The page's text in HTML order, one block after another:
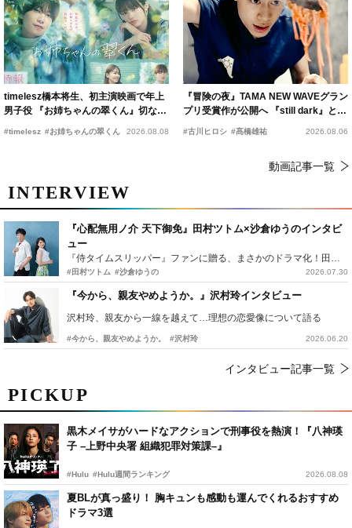
PICKUP
黒木メイサがハードなアクションで刑事役を熱演！『八神瑛
子 –上野中央署 組織犯罪対策課–』
#Hulu #Hulu週間ランキング 2026.08.08
夏BLが真っ盛り！ 胸キュンも感動も運んでくれるおすすめ
ドラマ3選
timelesz橋本将生、初主演映画で年上
男子役 『お姉ちゃんの翠くん』切ない
恋の幕開けを予感
#timelesz #お姉ちゃんの翠くん 2026.08.08
『冒険の夜』TAMA NEW WAVEグラン
プリ受賞作が公開へ 『still dark』と同
時上映決定
#古川ヒロシ #髙橋雄祐 2026.08.06
動画記事一覧
INTERVIEW
『心配無用ノ介 天下御免』田村ツトム×沙倉ゆうのインタビ
ュー
『侍タイムスリッパー』ファンに贈る、まさかのドラマ化！田村ツトム×沙倉ゆうのが語る『心配無用ノ介』撮影秘話
#田村ツトム #沙倉ゆうの 2026.07.30
『今から、親友やめようか。』沢村玲インタビュー
沢村玲、親友から一線を越えて…理想の恋愛像について語る
#今から、親友やめようか。 #沢村玲 2026.06.20
インタビュー記事一覧